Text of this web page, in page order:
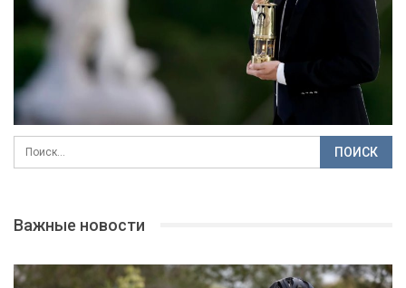
Важные новости